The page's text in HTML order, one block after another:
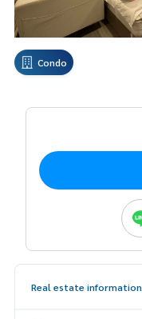
Condo
Real estate information